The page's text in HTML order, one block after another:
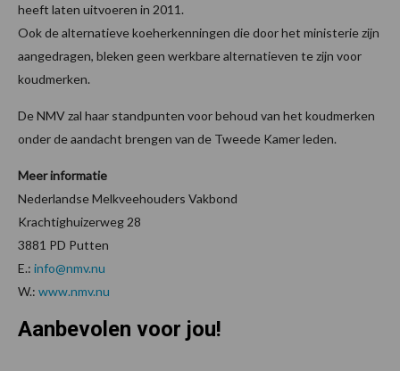
heeft laten uitvoeren in 2011.
Ook de alternatieve koeherkenningen die door het ministerie zijn
aangedragen, bleken geen werkbare alternatieven te zijn voor
koudmerken.
De NMV zal haar standpunten voor behoud van het koudmerken
onder de aandacht brengen van de Tweede Kamer leden.
Meer informatie
Nederlandse Melkveehouders Vakbond
Krachtighuizerweg 28
3881 PD Putten
E.: info@nmv.nu
W.: www.nmv.nu
Aanbevolen voor jou!